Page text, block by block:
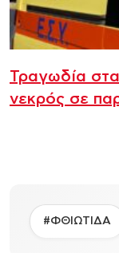
Τραγωδία
νεκρός σε
#ΦΘΙΩΤΙΔΑ